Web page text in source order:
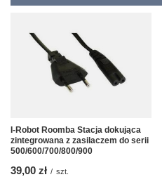
I-Robot Roomba Stacja dokująca
zintegrowana z zasilaczem do serii
500/600/700/800/900
39,00 zł / szt.